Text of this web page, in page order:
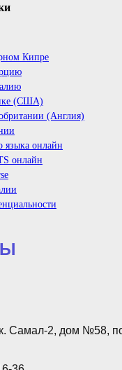
Кипре
(США)
(Англия)
языка онлайн
онлайн
Самал-2, дом №58,